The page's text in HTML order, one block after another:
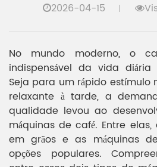
2026-04-15
No mundo moderno, o
indispensável da vida
Seja para um rápido estímulo
relaxante à tarde, a
qualidade levou ao
máquinas de café. Entre
em grãos e as máquinas
opções populares.